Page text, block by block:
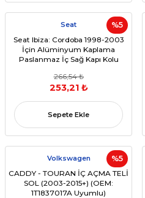
%5
Seat
Seat Ibiza: Cordoba 1998-2003
İçin Alüminyum Kaplama
Paslanmaz İç Sağ Kapı Kolu
266,54 ₺
253,21 ₺
Sepete Ekle
%5
Volkswagen
CADDY - TOURAN İÇ AÇMA TELİ
SOL (2003-2015+) (OEM:
1T1837017A Uyumlu)